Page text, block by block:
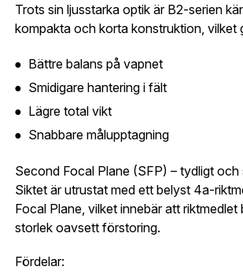
Trots sin ljusstarka optik är B2-serien
kompakta och korta konstruktion, vilket
Bättre balans på vapnet
Smidigare hantering i fält
Lägre total vikt
Snabbare målupptagning
Second Focal Plane (SFP) – tydligt och
Siktet är utrustat med ett belyst 4a-
Focal Plane, vilket innebär att riktmedlet
storlek oavsett förstoring.
Fördelar:
Skapa konto och handla enklare
Är du företag eller förening?
konto hos oss får du snabbare
översikt över dina beställningar och
Är du en förening eller ett företag?
oss så hjälper vi dig att skapa ett
Ort:*
Telefon:*
E-post:* (kommer bli ditt användarnamn)
Jag godkänner att mina uppgifter
integritetspolicyn
Bevaka